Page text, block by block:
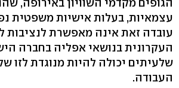
עצמאיות, בעלות אישיות משפטית
עובדה זאת אינה מאפשרת
העקרונית בנושאי אפליה בחברה
שלעיתים יכולה להיות מנוגדת לזו
העבודה.